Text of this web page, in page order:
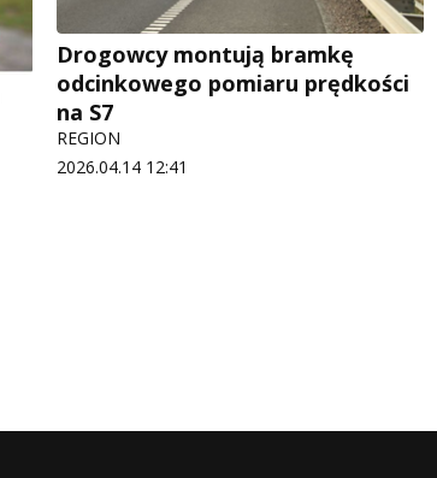
Drogowcy montują bramkę
odcinkowego pomiaru prędkości
na S7
REGION
2026.04.14 12:41